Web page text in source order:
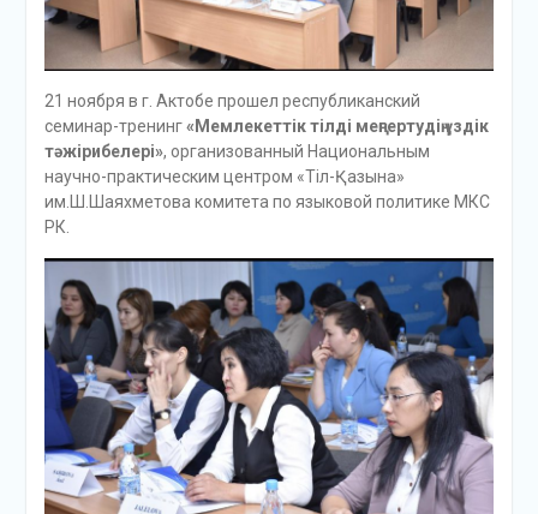
21 ноября в г. Актобе прошел республиканский
семинар-тренинг«Мемлекеттік тілді меңгертудің үздік
тәжірибелері», организованный Национальным
научно-практическим центром «Тіл-Қазына»
им.Ш.Шаяхметова комитета по языковой политике МКС
РК.